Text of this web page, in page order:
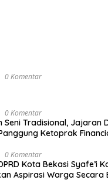
0 Komentar
0 Komentar
Seni Tradisional, Jajaran
Ketoprak
0 Komentar
Kota Bekasi Syafe’i
Aspirasi Warga Secara